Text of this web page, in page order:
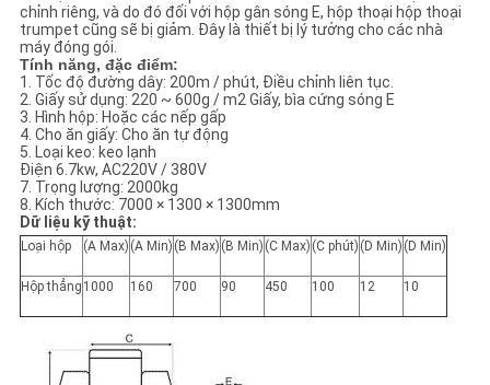
PRIVACY
POLICY
chỉnh riêng, và do đó đối với hộp gân sóng E, hộp thoại hộp thoại
trumpet cũng sẽ bị giảm. Đây là thiết bị lý tưởng cho các nhà
máy đóng gói.
Tính năng, đặc điểm:
1. Tốc độ đường dây: 200m / phút, Điều chỉnh liên tục.
2. Giấy sử dụng: 220 ~ 600g / m2 Giấy, bìa cứng sóng E
3. Hình hộp: Hoặc các nếp gấp
4. Cho ăn giấy: Cho ăn tự động
5. Loại keo: keo lạnh
Điện 6.7kw, AC220V / 380V
7. Trọng lượng: 2000kg
8. Kích thước: 7000 × 1300 × 1300mm
Dữ liệu kỹ thuật:
Loại hộp (A Max) (A Min) (B Max) (B Min) (C Max) (C phút) (D Min) (D Min)
Hộp thẳng 1000 160 700 90 450 100 12 10